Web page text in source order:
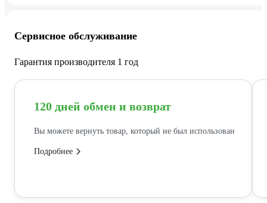
Сервисное обслуживание
Гарантия производителя 1 год
120 дней обмен и возврат
Вы можете вернуть товар, который не был использован
Подробнее